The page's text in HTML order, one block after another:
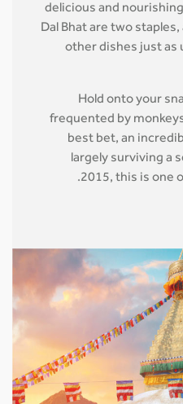
delicious and
Dal Bhat are two
other dishes just
Hold onto your
frequented by
best bet, an
largely surviving
2015, this is